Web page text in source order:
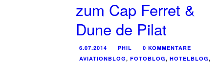
zum Cap Ferret &
Dune de Pilat
6.07.2014 PHIL
0 KOMMENTARE
AVIATIONBLOG, FOTOBLOG, HOTELBLOG,